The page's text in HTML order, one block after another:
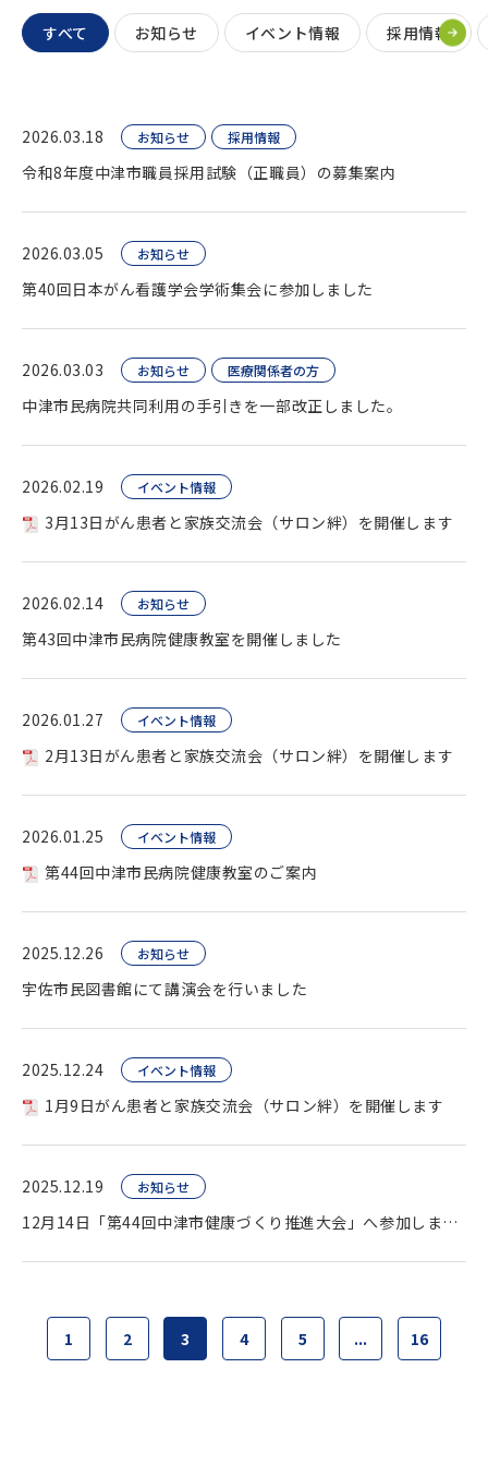
すべて お知らせ イベント情報 採用情報
2026.03.18 お知らせ 採用情報
令和8年度中津市職員採用試験（正職員）の募集案内
2026.03.05 お知らせ
第40回日本がん看護学会学術集会に参加しました
2026.03.03 お知らせ 医療関係者の方
中津市民病院共同利用の手引きを一部改正しました。
2026.02.19 イベント情報
3月13日がん患者と家族交流会（サロン絆）を開催します
2026.02.14 お知らせ
第43回中津市民病院健康教室を開催しました
2026.01.27 イベント情報
2月13日がん患者と家族交流会（サロン絆）を開催します
2026.01.25 イベント情報
第44回中津市民病院健康教室のご案内
2025.12.26 お知らせ
宇佐市民図書館にて講演会を行いました
2025.12.24 イベント情報
1月9日がん患者と家族交流会（サロン絆）を開催します
2025.12.19 お知らせ
12月14日「第44回中津市健康づくり推進大会」へ参加しました
1 2 3 4 5 ... 16